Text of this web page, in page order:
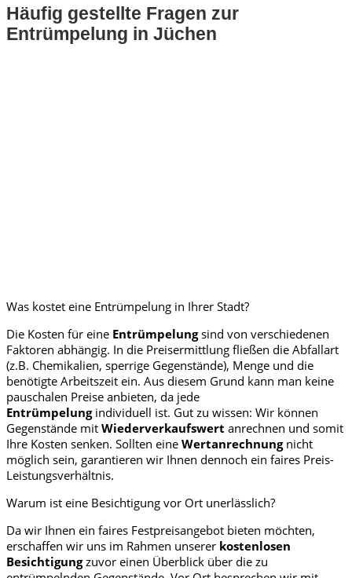
Häufig gestellte Fragen zur
Entrümpelung in Jüchen
Was kostet eine Entrümpelung in Ihrer Stadt?
Die Kosten für eine Entrümpelungsind von verschiedenen
Faktoren abhängig. In die Preisermittlung fließen die Abfallart
(z.B. Chemikalien, sperrige Gegenstände), Menge und die
benötigte Arbeitszeit ein. Aus diesem Grund kann man keine
pauschalen Preise anbieten, da jede
Entrümpelungindividuell ist. Gut zu wissen: Wir können
Gegenstände mit Wiederverkaufswert anrechnen und somit
Ihre Kosten senken. Sollten eine Wertanrechnungnicht
möglich sein, garantieren wir Ihnen dennoch ein faires Preis-
Leistungsverhältnis.
Warum ist eine Besichtigung vor Ort unerlässlich?
Da wir Ihnen ein faires Festpreisangebot bieten möchten,
erschaffen wir uns im Rahmen unserer kostenlosen
Besichtigungzuvor einen Überblick über die zu